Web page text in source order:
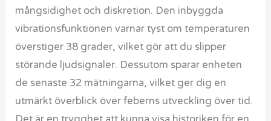
mångsidighet och diskretion. Den inbyggda
vibrationsfunktionen varnar tyst om temperaturen
överstiger 38 grader, vilket gör att du slipper
störande ljudsignaler. Dessutom sparar enheten
de senaste 32 mätningarna, vilket ger dig en
utmärkt överblick över feberns utveckling över tid.